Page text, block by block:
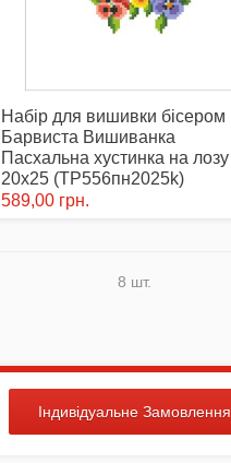
Набір для вишивки бісером
Барвиста Вишиванка
Пасхальна хустинка на лозу
20х25 (ТР556пн2025k)
589,00 грн.
8 шт.
Індивідуальне Замовлення